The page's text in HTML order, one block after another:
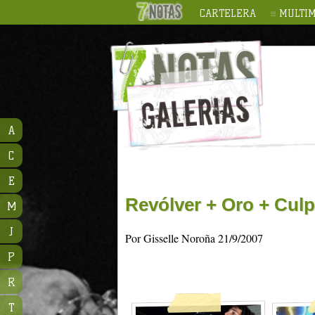
CARTELERA
Revólver + Oro +
Por Gisselle Noroña 21/9/2007
A
C
E
M
J
P
R
T